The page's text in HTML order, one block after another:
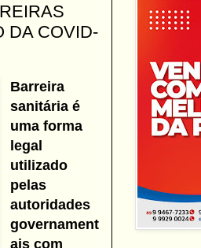
DA COVID-
Barreira
sanitária é
uma forma
legal
utilizado
pelas
autoridades
governament
ais com